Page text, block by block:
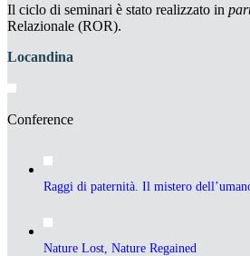
Il ciclo di seminari è stato realizzato in
Relazionale (ROR).
Locandina
Conference
Raggi di paternità. Il mistero
Nature Lost, Nature Regained